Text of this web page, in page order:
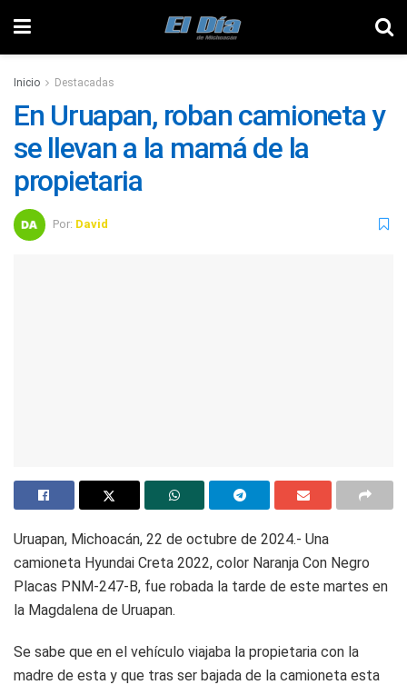
Inicio Destacadas
En Uruapan, roban camioneta y
se llevan a la mamá de la
propietaria
Por: David
Uruapan, Michoacán, 22 de octubre de 2024.- Una
camioneta Hyundai Creta 2022, color Naranja Con Negro
Placas PNM-247-B, fue robada la tarde de este martes en
la Magdalena de Uruapan.
Se sabe que en el vehículo viajaba la propietaria con la
madre de esta y que tras ser bajada de la camioneta esta